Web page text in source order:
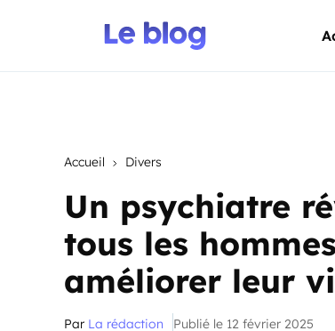
Accueil Divers
Un psychiatre
tous les
améliorer leur
Par La rédaction Publié le 12 février 2025